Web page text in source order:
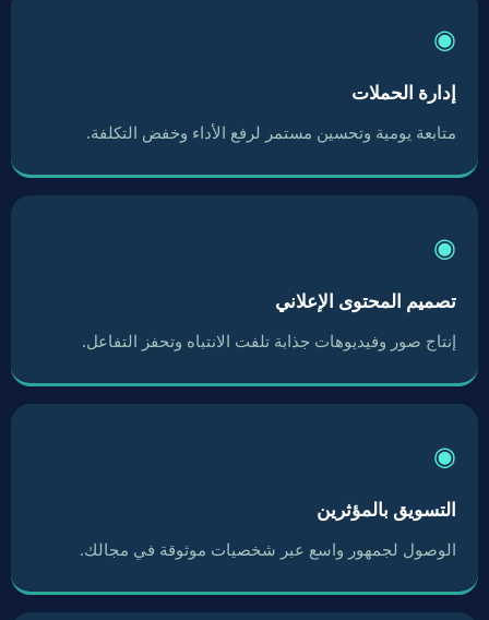
◉
إدارة الحملات
متابعة يومية وتحسين مستمر لرفع الأداء وخفض التكلفة.
◉
تصميم المحتوى الإعلاني
إنتاج صور وفيديوهات جذابة تلفت الانتباه وتحفز التفاعل.
◉
التسويق بالمؤثرين
الوصول لجمهور واسع عبر شخصيات موثوقة في مجالك.